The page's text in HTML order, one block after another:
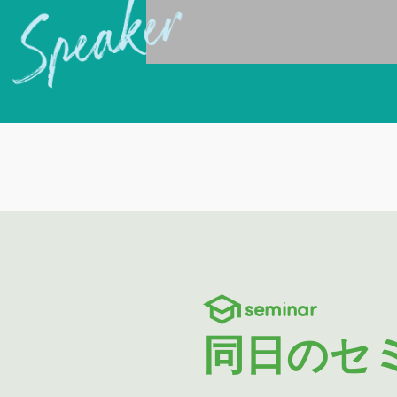
seminar
同日のセ